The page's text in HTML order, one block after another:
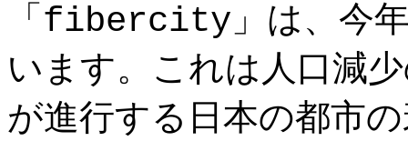
「fibercity」は、今年
います。これは人口減
が進行する日本の都市